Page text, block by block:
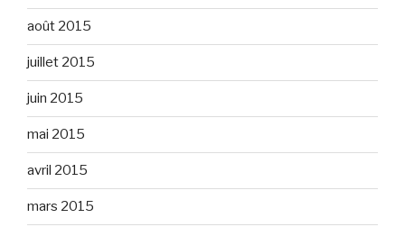
août 2015
juillet 2015
juin 2015
mai 2015
avril 2015
mars 2015